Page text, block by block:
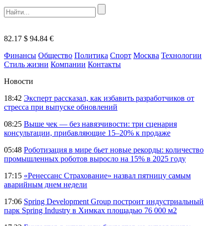
82.17 $ 94.84 €
Финансы Общество Политика Спорт Москва Технологии
Стиль жизни Компании Контакты
Новости
18:42 Эксперт рассказал, как избавить разработчиков от
стресса при выпуске обновлений
08:25 Выше чек — без навязчивости: три сценария
консультации, прибавляющие 15–20% к продаже
05:48 Роботизация в мире бьет новые рекорды: количество
промышленных роботов выросло на 15% в 2025 году
17:15 «Ренессанс Страхование» назвал пятницу самым
аварийным днем недели
17:06 Spring Development Group построит индустриальный
парк Spring Industry в Химках площадью 76 000 м2